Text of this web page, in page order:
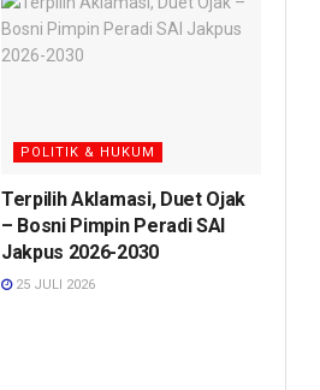
POLITIK & HUKUM
Terpilih Aklamasi, Duet Ojak
– Bosni Pimpin Peradi SAI
Jakpus 2026-2030
25 JULI 2026